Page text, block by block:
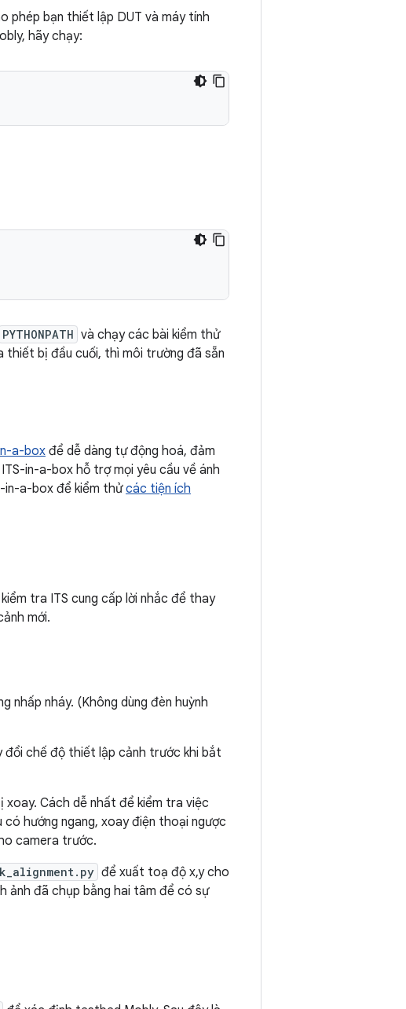
phép bạn thiết lập DUT và máy tính
hãy chạy:
PYTHONPATH và chạy các bài kiểm thử
thiết bị đầu cuối, thì môi trường đã sẵn
a-boxđể dễ dàng tự động hoá, đảm
in-a-box hỗ trợ mọi yêu cầu về ánh
in-a-box để kiểm thửcác tiện ích
tra ITS cung cấp lời nhắc để thay
mới.
nhấp nháy. (Không dùng đèn huỳnh
đổi chế độ thiết lập cảnh trước khi bắt
Cách dễ nhất để kiểm tra việc
hướng ngang, xoay điện thoại ngược
camera trước.
để xuất toạ độ x,y cho
ảnh đã chụp bằng hai tâm để có sự